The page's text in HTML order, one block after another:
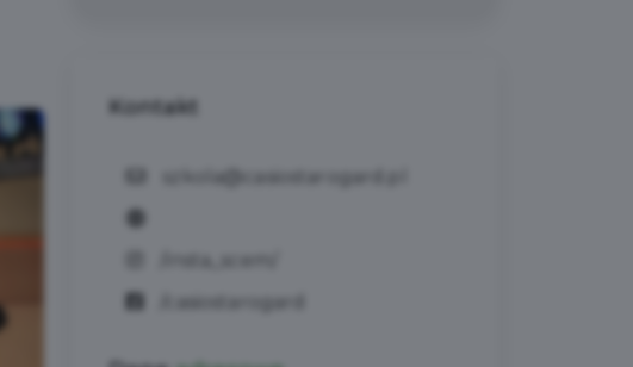
Kontakt
szkola@casiostarogard.pl